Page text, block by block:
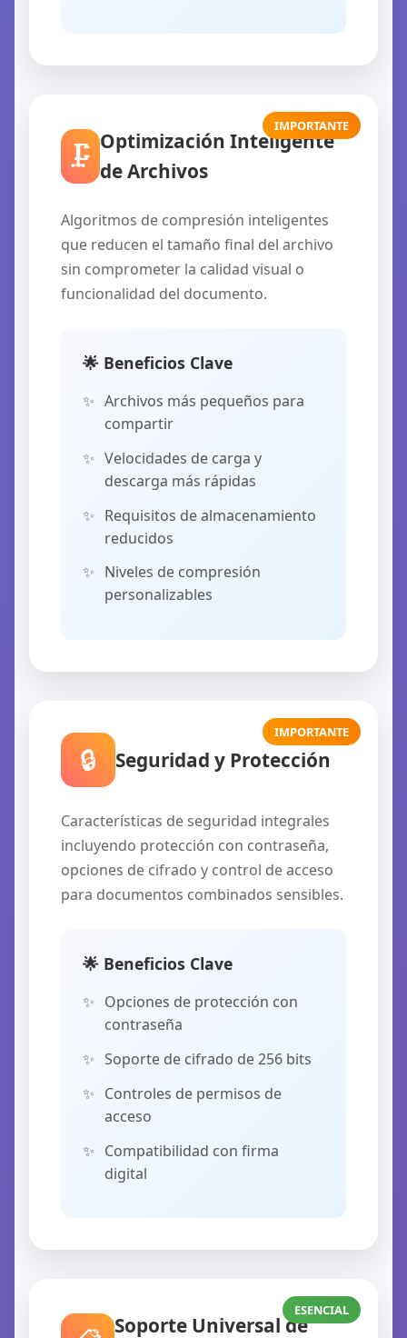
IMPORTANTE
🗜️ Optimización Inteligente
de Archivos
Algoritmos de compresión inteligentes
que reducen el tamaño final del archivo
sin comprometer la calidad visual o
funcionalidad del documento.
🌟 Beneficios Clave
Archivos más pequeños para
compartir
Velocidades de carga y
descarga más rápidas
Requisitos de almacenamiento
reducidos
Niveles de compresión
personalizables
IMPORTANTE
🔒 Seguridad y Protección
Características de seguridad integrales
incluyendo protección con contraseña,
opciones de cifrado y control de acceso
para documentos combinados sensibles.
🌟 Beneficios Clave
Opciones de protección con
contraseña
Soporte de cifrado de 256 bits
Controles de permisos de
acceso
Compatibilidad con firma
digital
ESENCIAL
Soporte Universal de